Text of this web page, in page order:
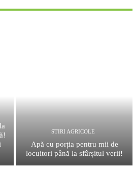
STIRI AGRICOLE
Apă cu porția pentru mii de
locuitori până la sfârșitul verii!